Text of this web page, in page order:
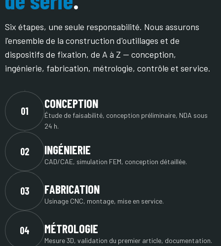
Six étapes, une seule responsabilité. Nous assurons
l'ensemble de la construction d'outillages et de
dispositifs de fixation, de A à Z — conception,
ingénierie, fabrication, métrologie, contrôle et service.
01
CONCEPTION
Étude de faisabilité, conception préliminaire, NDA sous
24 h.
02 INGÉNIERIE
CAD/CAE, simulation FEM, conception détaillée.
03 FABRICATION
Usinage CNC, montage, mise en service.
04 MÉTROLOGIE
Mesure 3D, validation du premier article, documentation.